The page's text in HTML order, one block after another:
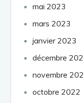
mai 2023
mars 2023
janvier 2023
décembre
novembre
octobre 2022